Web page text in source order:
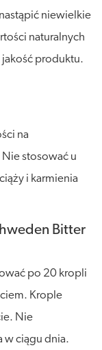
niewielkie
naturalnych
jakość produktu.
na
stosować u
i karmienia
Bitter
po 20 kropli
Krople
Nie
w ciągu dnia.